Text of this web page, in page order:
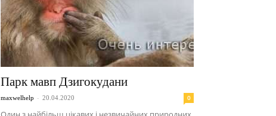
Парк мавп Дзигокудани
maxwelhelp - 20.04.2020 0